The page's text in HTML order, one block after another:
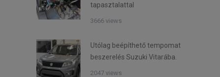
tapasztalattal
3666 views
Utólag beépíthető tempomat
beszerelés Suzuki Vitarába.
2047 views